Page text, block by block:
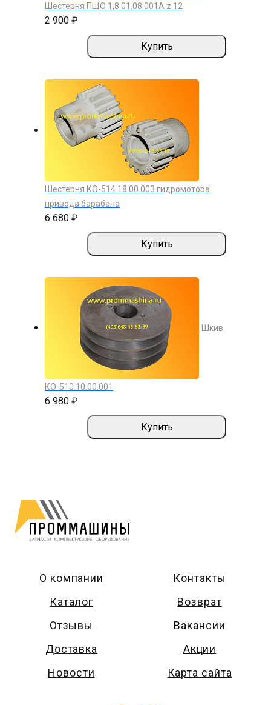
Шестерня ПЩО 1,8.01.08.001А z 12
2 900 ₽
Купить
Шестерня КО-514 18.00.003 гидромотора
привода барабана
6 680 ₽
Купить
Шкив
КО-510.10.00.001
6 980 ₽
Купить
О компании
Каталог
Отзывы
Доставка
Новости
Контакты
Возврат
Вакансии
Акции
Карта сайта